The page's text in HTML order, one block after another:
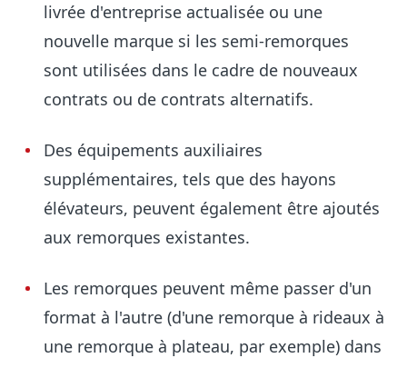
livrée d'entreprise actualisée ou une
nouvelle marque si les semi-remorques
sont utilisées dans le cadre de nouveaux
contrats ou de contrats alternatifs.
Des équipements auxiliaires
supplémentaires, tels que des hayons
élévateurs, peuvent également être ajoutés
aux remorques existantes.
Les remorques peuvent même passer d'un
format à l'autre (d'une remorque à rideaux à
une remorque à plateau, par exemple) dans